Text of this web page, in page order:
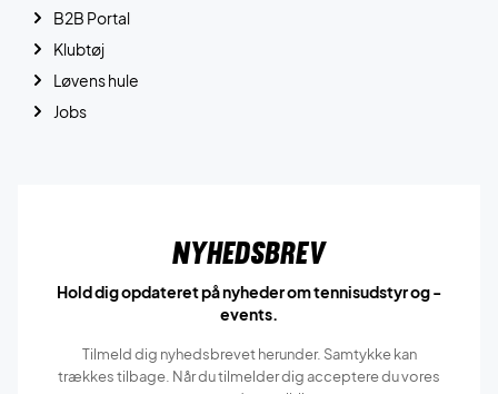
B2B Portal
Klubtøj
Løvens hule
Jobs
Nyhedsbrev
Hold dig opdateret på nyheder om tennisudstyr og -
events.
Tilmeld dig nyhedsbrevet herunder. Samtykke kan
trækkes tilbage. Når du tilmelder dig acceptere du vores